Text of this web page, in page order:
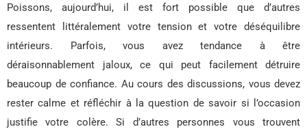
Poissons, aujourd’hui, il est fort possible que d’autres
ressentent littéralement votre tension et votre déséquilibre
intérieurs. Parfois, vous avez tendance à être
déraisonnablement jaloux, ce qui peut facilement détruire
beaucoup de confiance. Au cours des discussions, vous devez
rester calme et réfléchir à la question de savoir si l’occasion
justifie votre colère. Si d’autres personnes vous trouvent